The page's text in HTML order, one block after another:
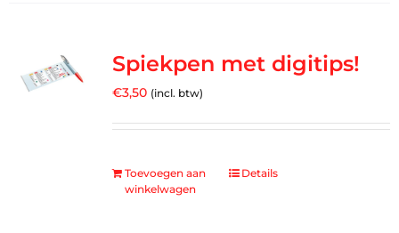
Spiekpen met digitips!
€3,50 (incl. btw)
Toevoegen aan
winkelwagen
Details